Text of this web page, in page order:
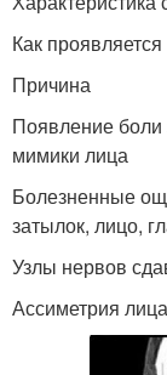
Как проявляется
Причина
Появление боли
мимики лица
Болезненные
затылок, лицо,
Узлы нервов
Ассиметрия лица